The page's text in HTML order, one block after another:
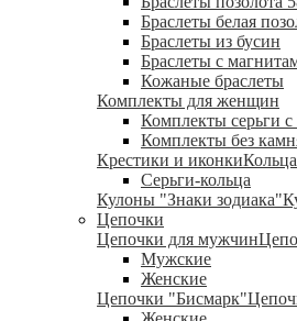
Браслеты белая
Браслеты из бусин
Браслеты с
Кожаные браслеты
Комплекты для женщин
Комплекты серьги
Комплекты без
Крестики и иконкиКольца
Серьги-кольца
Кулоны "Знаки зодиака"
Цепочки
Цепочки для мужчин
Мужские
Женские
Цепочки "Бисмарк"